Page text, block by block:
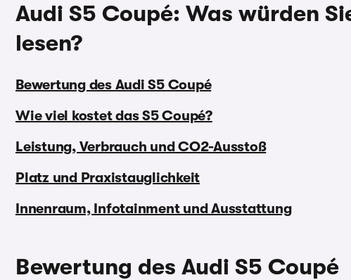
Audi S5 Coupé: Was würden
lesen?
Bewertung des Audi S5 Coupé
Wie viel kostet das S5 Coupé?
Leistung, Verbrauch und CO2-Ausstoß
Platz und Praxistauglichkeit
Innenraum, Infotainment und Ausstattung
Bewertung des Audi S5 Coupé